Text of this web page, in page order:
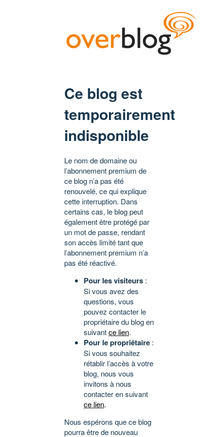
Ce blog est
temporairement
indisponible
Le nom de domaine ou
l’abonnement premium de
ce blog n’a pas été
renouvelé, ce qui explique
cette interruption. Dans
certains cas, le blog peut
également être protégé par
un mot de passe, rendant
son accès limité tant que
l’abonnement premium n’a
pas été réactivé.
Pour les visiteurs :
Si vous avez des
questions, vous
pouvez contacter le
propriétaire du blog en
suivantce lien.
Pour le propriétaire :
Si vous souhaitez
rétablir l’accès à votre
blog, nous vous
invitons à nous
contacter en suivant
ce lien.
Nous espérons que ce blog
pourra être de nouveau